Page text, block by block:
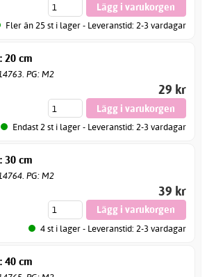
Fler än 25 st i lager - Leveranstid: 2-3 vardagar
20 cm
PG: M2
29 kr
Endast 2 st i lager - Leveranstid: 2-3 vardagar
30 cm
PG: M2
39 kr
4 st i lager - Leveranstid: 2-3 vardagar
40 cm